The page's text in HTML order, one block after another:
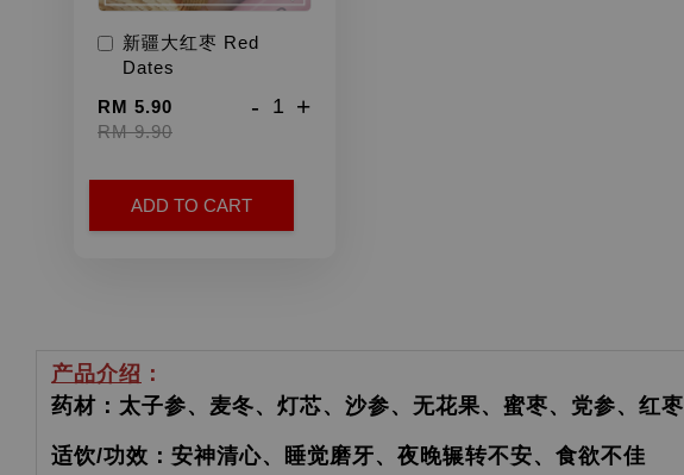
新疆大红枣 Red
Dates
RM 5.90
RM 9.90
- +
ADD TO CART
产品介绍 ：
药材：太子参、麦冬、灯芯、沙参、无花果、蜜枣、党参、红枣
适饮/功效：安神清心、睡觉磨牙、夜晚辗转不安、食欲不佳